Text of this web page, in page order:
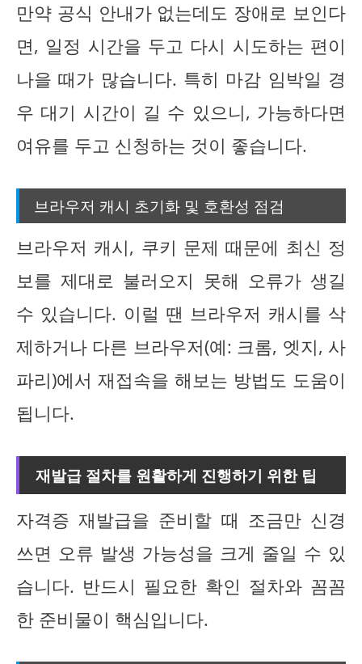
만약 공식 안내가 없는데도 장애로 보인다
면, 일정 시간을 두고 다시 시도하는 편이
나을 때가 많습니다. 특히 마감 임박일 경
우 대기 시간이 길 수 있으니, 가능하다면
여유를 두고 신청하는 것이 좋습니다.
브라우저 캐시 초기화 및 호환성 점검
브라우저 캐시, 쿠키 문제 때문에 최신 정
보를 제대로 불러오지 못해 오류가 생길
수 있습니다. 이럴 땐 브라우저 캐시를 삭
제하거나 다른 브라우저(예: 크롬, 엣지, 사
파리)에서 재접속을 해보는 방법도 도움이
됩니다.
재발급 절차를 원활하게 진행하기 위한 팁
자격증 재발급을 준비할 때 조금만 신경
쓰면 오류 발생 가능성을 크게 줄일 수 있
습니다. 반드시 필요한 확인 절차와 꼼꼼
한 준비물이 핵심입니다.